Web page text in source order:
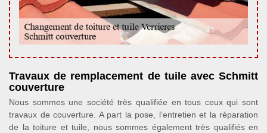
Travaux de remplacement de tuile avec Schmitt
couverture
Nous sommes une société très qualifiée en tous ceux qui sont
travaux de couverture. A part la pose, l’entretien et la réparation
de la toiture et tuile, nous sommes également très qualifiés en